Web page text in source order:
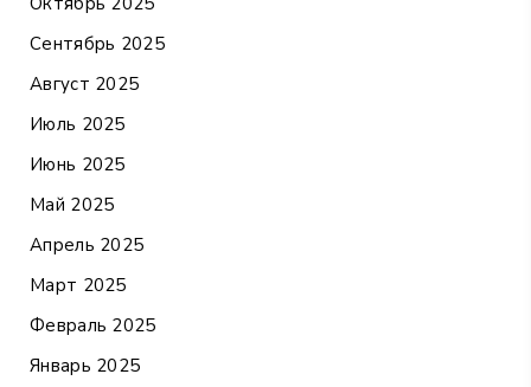
Сентябрь 2025
Август 2025
Июль 2025
Июнь 2025
Май 2025
Апрель 2025
Март 2025
Февраль 2025
Январь 2025